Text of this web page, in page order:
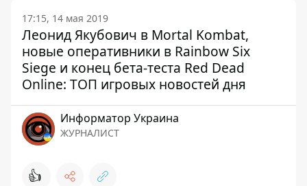
17:15, 14 мая 2019
Леонид Якубович в Mortal Kombat,
новые оперативники в Rainbow Six
Siege и конец бета-теста Red Dead
Online: ТОП игровых новостей дня
Информатор Украина
ЖУРНАЛИСТ
👍